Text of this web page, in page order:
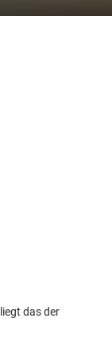
das der